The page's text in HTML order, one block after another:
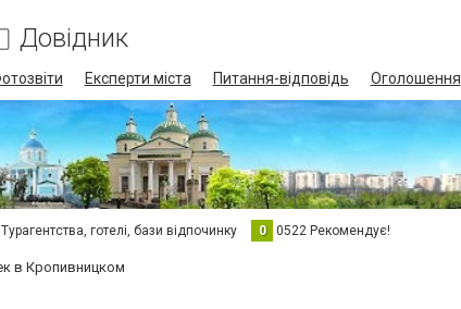
Довідник
Експерти міста Питання-відповідь Оголошення
Турагентства, готелі, бази відпочинку 0 0522 Рекомендує!
в Кропивницком